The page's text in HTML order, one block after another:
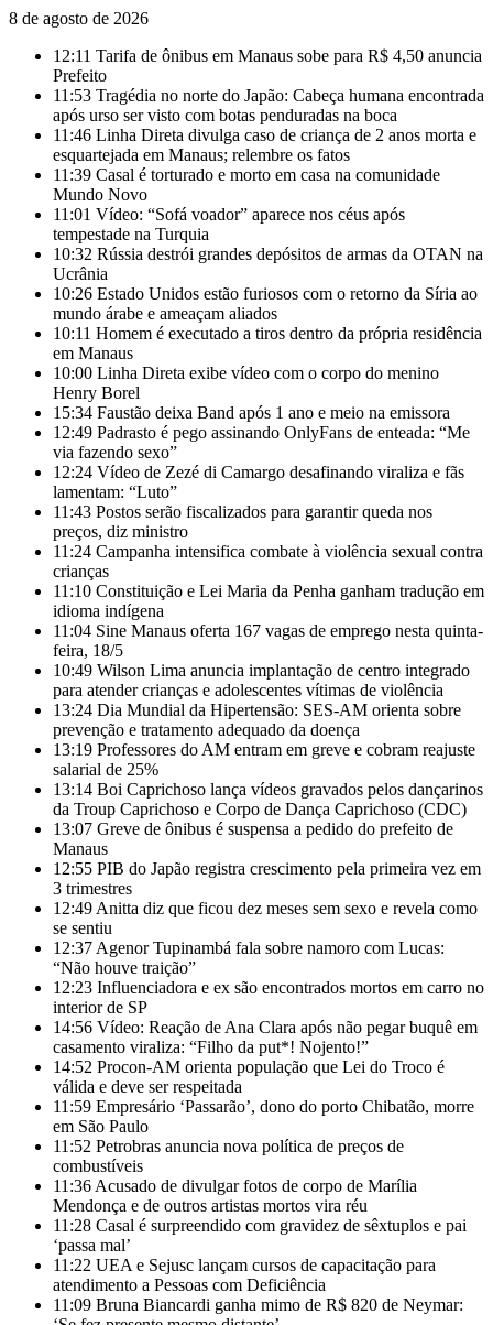
8 de agosto de 2026
12:11 Tarifa de ônibus em Manaus sobe para R$ 4,50 anuncia
Prefeito
11:53 Tragédia no norte do Japão: Cabeça humana encontrada
após urso ser visto com botas penduradas na boca
11:46 Linha Direta divulga caso de criança de 2 anos morta e
esquartejada em Manaus; relembre os fatos
11:39 Casal é torturado e morto em casa na comunidade
Mundo Novo
11:01 Vídeo: “Sofá voador” aparece nos céus após
tempestade na Turquia
10:32 Rússia destrói grandes depósitos de armas da OTAN na
Ucrânia
10:26 Estado Unidos estão furiosos com o retorno da Síria ao
mundo árabe e ameaçam aliados
10:11 Homem é executado a tiros dentro da própria residência
em Manaus
10:00 Linha Direta exibe vídeo com o corpo do menino
Henry Borel
15:34 Faustão deixa Band após 1 ano e meio na emissora
12:49 Padrasto é pego assinando OnlyFans de enteada: “Me
via fazendo sexo”
12:24 Vídeo de Zezé di Camargo desafinando viraliza e fãs
lamentam: “Luto”
11:43 Postos serão fiscalizados para garantir queda nos
preços, diz ministro
11:24 Campanha intensifica combate à violência sexual contra
crianças
11:10 Constituição e Lei Maria da Penha ganham tradução em
idioma indígena
11:04 Sine Manaus oferta 167 vagas de emprego nesta quinta-
feira, 18/5
10:49 Wilson Lima anuncia implantação de centro integrado
para atender crianças e adolescentes vítimas de violência
13:24 Dia Mundial da Hipertensão: SES-AM orienta sobre
prevenção e tratamento adequado da doença
13:19 Professores do AM entram em greve e cobram reajuste
salarial de 25%
13:14 Boi Caprichoso lança vídeos gravados pelos dançarinos
da Troup Caprichoso e Corpo de Dança Caprichoso (CDC)
13:07 Greve de ônibus é suspensa a pedido do prefeito de
Manaus
12:55 PIB do Japão registra crescimento pela primeira vez em
3 trimestres
12:49 Anitta diz que ficou dez meses sem sexo e revela como
se sentiu
12:37 Agenor Tupinambá fala sobre namoro com Lucas:
“Não houve traição”
12:23 Influenciadora e ex são encontrados mortos em carro no
interior de SP
14:56 Vídeo: Reação de Ana Clara após não pegar buquê em
casamento viraliza: “Filho da put*! Nojento!”
14:52 Procon-AM orienta população que Lei do Troco é
válida e deve ser respeitada
11:59 Empresário ‘Passarão’, dono do porto Chibatão, morre
em São Paulo
11:52 Petrobras anuncia nova política de preços de
combustíveis
11:36 Acusado de divulgar fotos de corpo de Marília
Mendonça e de outros artistas mortos vira réu
11:28 Casal é surpreendido com gravidez de sêxtuplos e pai
‘passa mal’
11:22 UEA e Sejusc lançam cursos de capacitação para
atendimento a Pessoas com Deficiência
11:09 Bruna Biancardi ganha mimo de R$ 820 de Neymar: